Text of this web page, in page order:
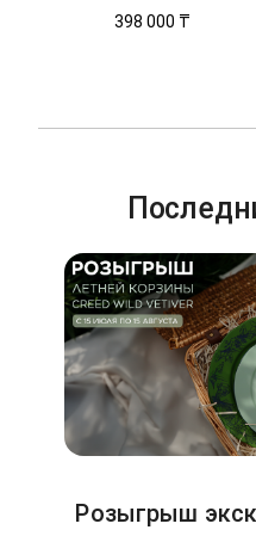
398 000 ₸
Розыгрыш